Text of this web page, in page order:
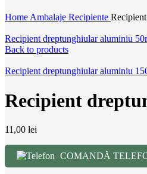
Home Ambalaje Recipiente
Recipient dreptunghiular aluminiu
Back to products
Recipient dreptunghiular aluminiu
Recipient
11,00 lei
COMANDĂ